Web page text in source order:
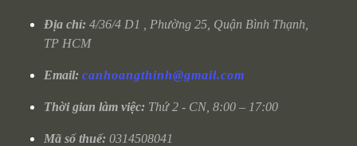
Địa chỉ: 4/36/4 D1 , Phường 25, Quận Bình Thạnh,
TP HCM
Email: canhoangthinh@gmail.com
Thời gian làm việc: Thứ 2 - CN, 8:00 – 17:00
Mã số thuế: 0314508041